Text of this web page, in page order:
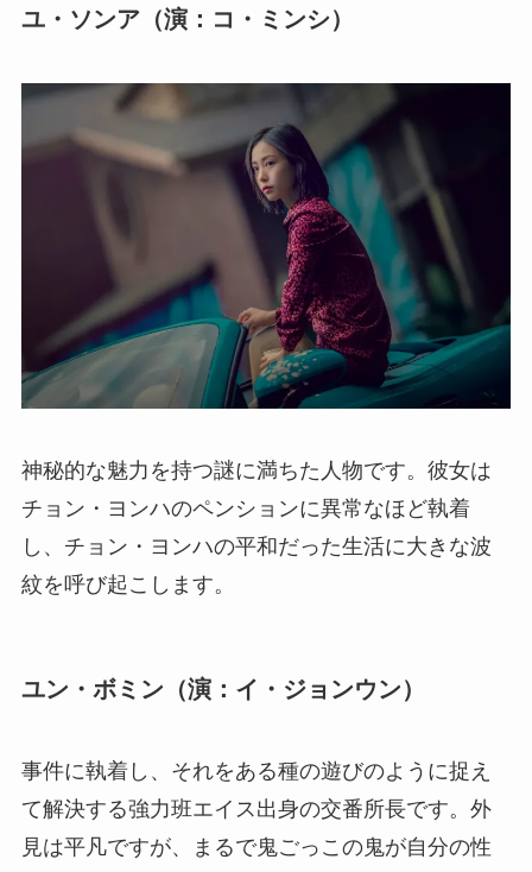
ユ・ソンア（演：コ・ミンシ）
神秘的な魅力を持つ謎に満ちた人物です。彼女は
チョン・ヨンハのペンションに異常なほど執着
し、チョン・ヨンハの平和だった生活に大きな波
紋を呼び起こします。
ユン・ボミン（演：イ・ジョンウン）
事件に執着し、それをある種の遊びのように捉え
て解決する強力班エイス出身の交番所長です。外
見は平凡ですが、まるで鬼ごっこの鬼が自分の性